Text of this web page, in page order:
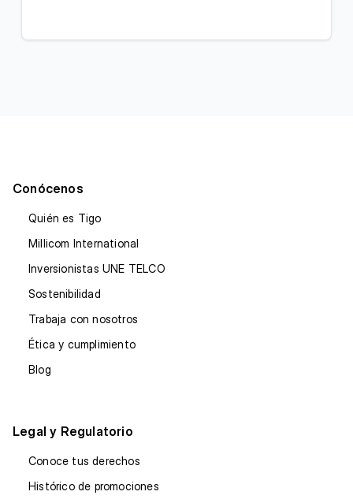
Conócenos
Quién es Tigo
Millicom International
Inversionistas UNE TELCO
Sostenibilidad
Trabaja con nosotros
Ética y cumplimiento
Blog
Legal y Regulatorio
Conoce tus derechos
Histórico de promociones